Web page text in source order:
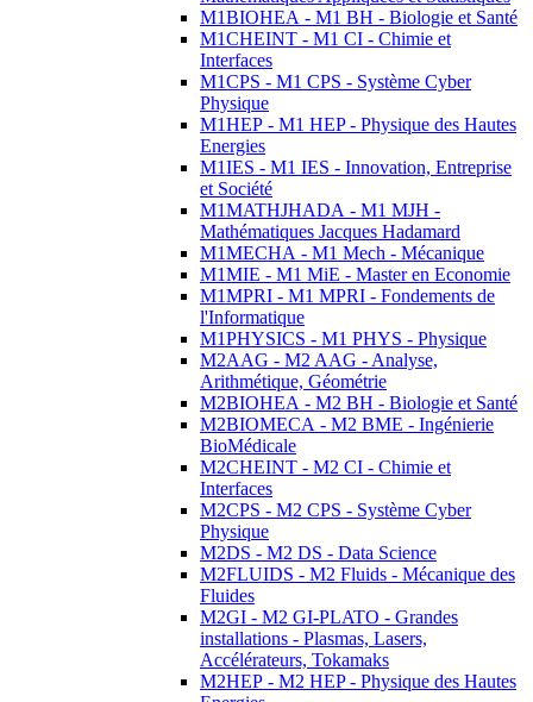
M1BIOHEA - M1 BH - Biologie et Santé
M1CHEINT - M1 CI - Chimie et
Interfaces
M1CPS - M1 CPS - Système Cyber
Physique
M1HEP - M1 HEP - Physique des Hautes
Energies
M1IES - M1 IES - Innovation, Entreprise
et Société
M1MATHJHADA - M1 MJH -
Mathématiques Jacques Hadamard
M1MECHA - M1 Mech - Mécanique
M1MIE - M1 MiE - Master en Economie
M1MPRI - M1 MPRI - Fondements de
l'Informatique
M1PHYSICS - M1 PHYS - Physique
M2AAG - M2 AAG - Analyse,
Arithmétique, Géométrie
M2BIOHEA - M2 BH - Biologie et Santé
M2BIOMECA - M2 BME - Ingénierie
BioMédicale
M2CHEINT - M2 CI - Chimie et
Interfaces
M2CPS - M2 CPS - Système Cyber
Physique
M2DS - M2 DS - Data Science
M2FLUIDS - M2 Fluids - Mécanique des
Fluides
M2GI - M2 GI-PLATO - Grandes
installations - Plasmas, Lasers,
Accélérateurs, Tokamaks
M2HEP - M2 HEP - Physique des Hautes